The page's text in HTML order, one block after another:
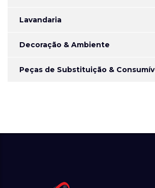
Lavandaria
Decoração & Ambiente
Peças de Substituição &